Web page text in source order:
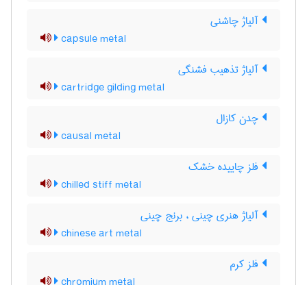
آلیاژ چاشنی
capsule metal
آلیاژ تذهیب فشنگی
cartridge gilding metal
چدن کازال
causal metal
فلز چاییده خشک
chilled stiff metal
آلیاژ هنری چینی ، برنج چینی
chinese art metal
فلز کرم